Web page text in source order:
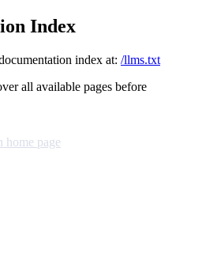
Index
index at: /llms.txt
all available pages before
home page